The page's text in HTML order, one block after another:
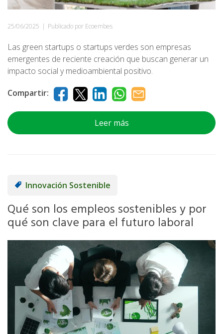
25/06/2025 | Publicado por Ecoembes
Las green startups o startups verdes son empresas
emergentes de reciente creación que buscan generar un
impacto social y medioambiental positivo.
Compartir:
Leer más
Innovación Sostenible
Qué son los empleos sostenibles y por
qué son clave para el futuro laboral